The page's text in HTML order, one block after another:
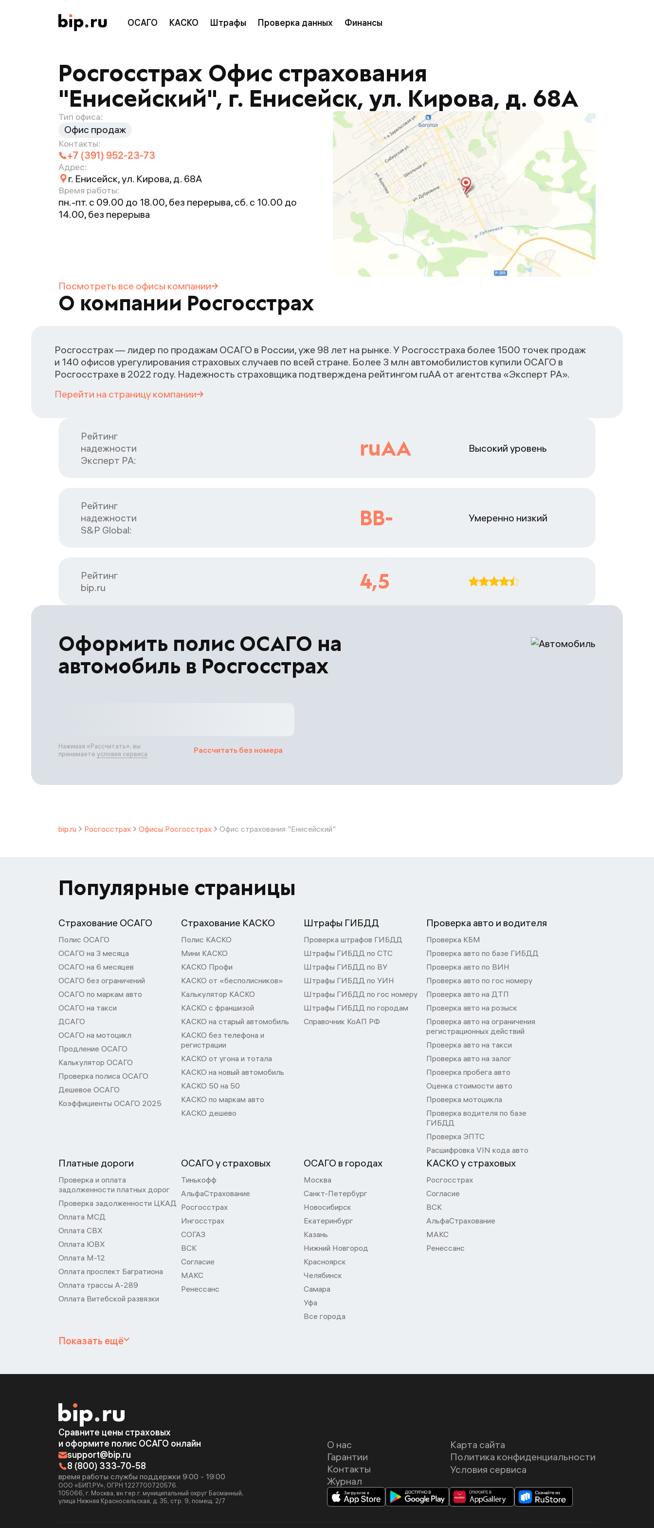
ОСАГО КАСКО Штрафы Проверка данных Финансы
Росгосстрах Офис страхования
"Енисейский", г. Енисейск, ул. Кирова, д. 68А
Тип офиса:
Офис продаж
Контакты:
+7 (391) 952-23-73
Адрес:
г. Енисейск, ул. Кирова, д. 68А
Время работы:
пн.-пт. с 09.00 до 18.00, без перерыва, сб. с 10.00 до
14.00, без перерыва
Посмотреть все офисы компании
О компании Росгосстрах
Росгосстрах — лидер по продажам ОСАГО в России, уже 98 лет на рынке. У Росгосстраха более 1500 точек продаж
и 140 офисов урегулирования страховых случаев по всей стране. Более 3 млн автомобилистов купили ОСАГО в
Росгосстрахе в 2022 году. Надежность страховщика подтверждена рейтингом ruАА от агентства «Эксперт РА».
Перейти на страницу компании
Рейтинг
надежности
Эксперт РА:
ruAA Высокий уровень
Рейтинг
надежности
S&P Global:
BB- Умеренно низкий
Рейтинг
bip.ru
4,5
Оформить полис ОСАГО на
автомобиль в Росгосстрах
Рассчитать без номера
Нажимая «Рассчитать», вы
принимаете условия сервиса
bip.ru Росгосстрах Офисы Росгосстрах Офис страхования "Енисейский"
Популярные страницы
Страхование ОСАГО
Полис ОСАГО
ОСАГО на 3 месяца
ОСАГО на 6 месяцев
ОСАГО без ограничений
ОСАГО по маркам авто
ОСАГО на такси
ДСАГО
ОСАГО на мотоцикл
Продление ОСАГО
Калькулятор ОСАГО
Проверка полиса ОСАГО
Дешевое ОСАГО
Коэффициенты ОСАГО 2025
Страхование КАСКО
Полис КАСКО
Мини КАСКО
КАСКО Профи
КАСКО от «бесполисников»
Калькулятор КАСКО
КАСКО с франшизой
КАСКО на старый автомобиль
КАСКО без телефона и
регистрации
КАСКО от угона и тотала
КАСКО на новый автомобиль
КАСКО 50 на 50
КАСКО по маркам авто
КАСКО дешево
Штрафы ГИБДД
Проверка штрафов ГИБДД
Штрафы ГИБДД по СТС
Штрафы ГИБДД по ВУ
Штрафы ГИБДД по УИН
Штрафы ГИБДД по гос номеру
Штрафы ГИБДД по городам
Справочник КоАП РФ
Проверка авто и водителя
Проверка КБМ
Проверка авто по базе ГИБДД
Проверка авто по ВИН
Проверка авто по гос номеру
Проверка авто на ДТП
Проверка авто на розыск
Проверка авто на ограничения
регистрационных действий
Проверка авто на такси
Проверка авто на залог
Проверка пробега авто
Оценка стоимости авто
Проверка мотоцикла
Проверка водителя по базе
ГИБДД
Проверка ЭПТС
Расшифровка VIN кода авто
Платные дороги
Проверка и оплата
задолженности платных дорог
Проверка задолженности ЦКАД
Оплата МСД
Оплата СВХ
Оплата ЮВХ
Оплата М-12
Оплата проспект Багратиона
Оплата трассы А-289
Оплата Витебской развязки
ОСАГО у страховых
Тинькофф
АльфаСтрахование
Росгосстрах
Ингосстрах
СОГАЗ
ВСК
Согласие
МАКС
Ренессанс
ОСАГО в городах
Москва
Санкт-Петербург
Новосибирск
Екатеринбург
Казань
Нижний Новгород
Красноярск
Челябинск
Самара
Уфа
Все города
КАСКО у страховых
Росгосстрах
Согласие
ВСК
АльфаСтрахование
МАКС
Ренессанс
Показать ещё
Сравните цены страховых
и оформите полис ОСАГО онлайн
support@bip.ru
8 (800) 333-70-58
время работы службы поддержки 9:00 - 19:00
ООО «БИП.РУ», ОГРН 1227700720576.
105066, г. Москва, вн.тер.г. муниципальный округ Басманный,
улица Нижняя Красносельская, д. 35, стр. 9, помещ. 2/7
О нас
Гарантии
Контакты
Журнал
Карта сайта
Политика конфиденциальности
Условия сервиса